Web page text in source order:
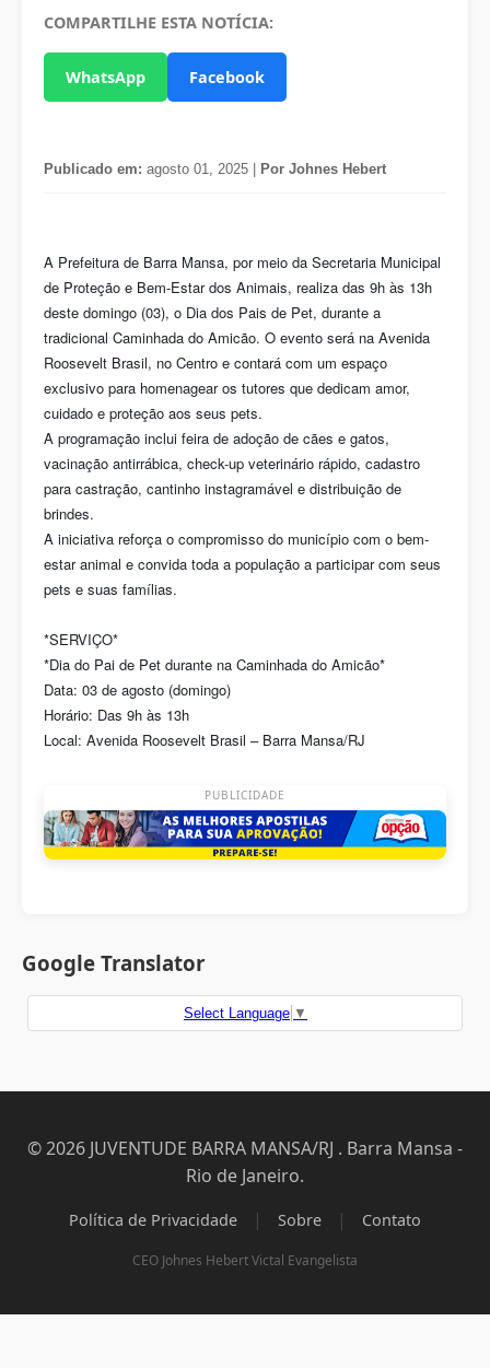
COMPARTILHE ESTA NOTÍCIA:
WhatsApp Facebook
Publicado em: agosto 01, 2025 | Por Johnes Hebert
A Prefeitura de Barra Mansa, por meio da Secretaria Municipal
de Proteção e Bem-Estar dos Animais, realiza das 9h às 13h
deste domingo (03), o Dia dos Pais de Pet, durante a
tradicional Caminhada do Amicão. O evento será na Avenida
Roosevelt Brasil, no Centro e contará com um espaço
exclusivo para homenagear os tutores que dedicam amor,
cuidado e proteção aos seus pets.
A programação inclui feira de adoção de cães e gatos,
vacinação antirrábica, check-up veterinário rápido, cadastro
para castração, cantinho instagramável e distribuição de
brindes.
A iniciativa reforça o compromisso do município com o bem-
estar animal e convida toda a população a participar com seus
pets e suas famílias.
*SERVIÇO*
*Dia do Pai de Pet durante na Caminhada do Amicão*
Data: 03 de agosto (domingo)
Horário: Das 9h às 13h
Local: Avenida Roosevelt Brasil – Barra Mansa/RJ
PUBLICIDADE
Google Translator
Select Language ▼
© 2026 JUVENTUDE BARRA MANSA/RJ . Barra Mansa -
Rio de Janeiro.
Política de Privacidade | Sobre | Contato
CEO Johnes Hebert Victal Evangelista